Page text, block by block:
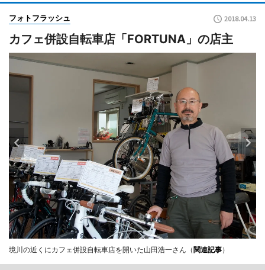
フォトフラッシュ 2018.04.13
カフェ併設自転車店「FORTUNA」の店主
境川の近くにカフェ併設自転車店を開いた山田浩一さん（関連記事）